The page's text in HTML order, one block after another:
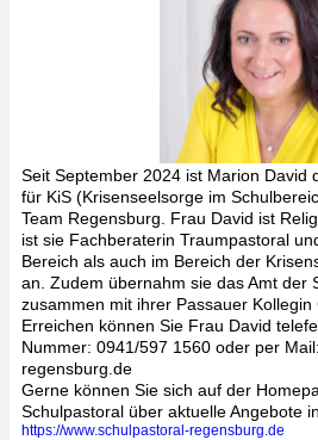
Seit September 2024 ist Marion David
für KiS (Krisenseelsorge im
Team Regensburg. Frau David ist
ist sie Fachberaterin Traumpastoral
Bereich als auch im Bereich der
an. Zudem übernahm sie das Amt der
zusammen mit ihrer Passauer Kollegin
Erreichen können Sie Frau David
Nummer: 0941/597 1560 oder per
regensburg.de
Gerne können Sie sich auf der
Schulpastoral über aktuelle Angebote
https://www.schulpastoral-regensburg.de